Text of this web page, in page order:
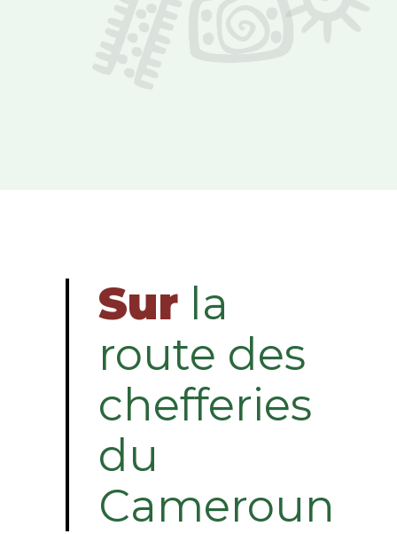
Sur la
route des
chefferies
du
Cameroun